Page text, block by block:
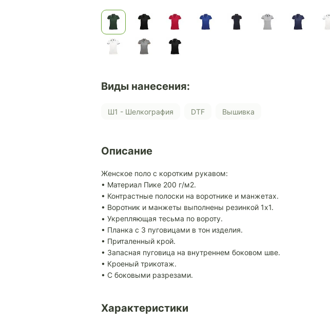
Виды нанесения:
Ш1 - Шелкография DTF Вышивка
Описание
Женское поло с коротким рукавом:
• Материал Пике 200 г/м2.
• Контрастные полоски на воротнике и манжетах.
• Воротник и манжеты выполнены резинкой 1x1.
• Укрепляющая тесьма по вороту.
• Планка с 3 пуговицами в тон изделия.
• Приталенный крой.
• Запасная пуговица на внутреннем боковом шве.
• Кроеный трикотаж.
• С боковыми разрезами.
Характеристики